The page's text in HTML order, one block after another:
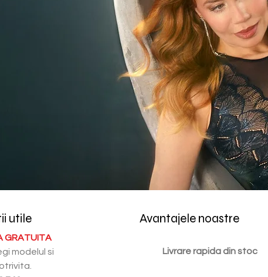
utile
GRATUITA
modelul si
Avantajele noastre
Livrare rapida din stoc